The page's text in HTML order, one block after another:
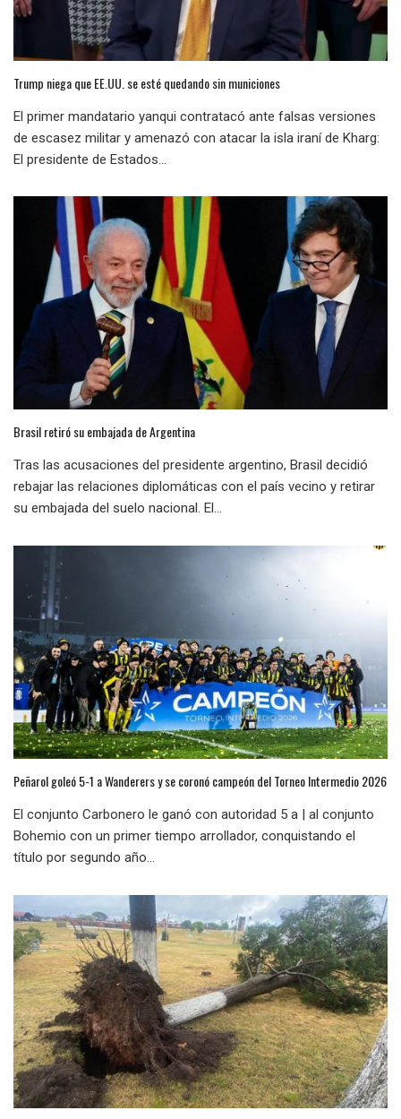
Trump niega que EE.UU. se esté quedando sin municiones
El primer mandatario yanqui contratacó ante falsas versiones
de escasez militar y amenazó con atacar la isla iraní de Kharg:
El presidente de Estados...
Brasil retiró su embajada de Argentina
Tras las acusaciones del presidente argentino, Brasil decidió
rebajar las relaciones diplomáticas con el país vecino y retirar
su embajada del suelo nacional. El...
Peñarol goleó 5-1 a Wanderers y se coronó campeón del Torneo Intermedio 2026
El conjunto Carbonero le ganó con autoridad 5 a | al conjunto
Bohemio con un primer tiempo arrollador, conquistando el
título por segundo año...